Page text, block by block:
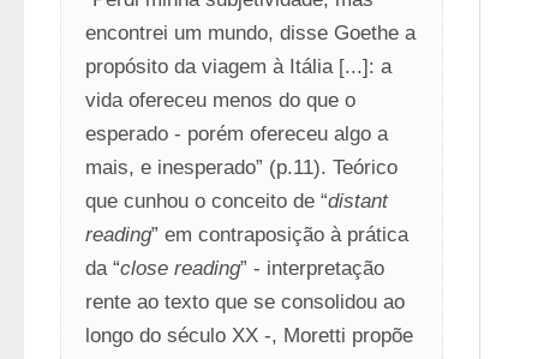
encontrei um mundo, disse Goethe a
propósito da viagem à Itália [...]: a
vida ofereceu menos do que o
esperado - porém ofereceu algo a
mais, e inesperado” (p.11). Teórico
que cunhou o conceito de “distant
reading” em contraposição à prática
da “close reading” - interpretação
rente ao texto que se consolidou ao
longo do século XX -, Moretti propõe